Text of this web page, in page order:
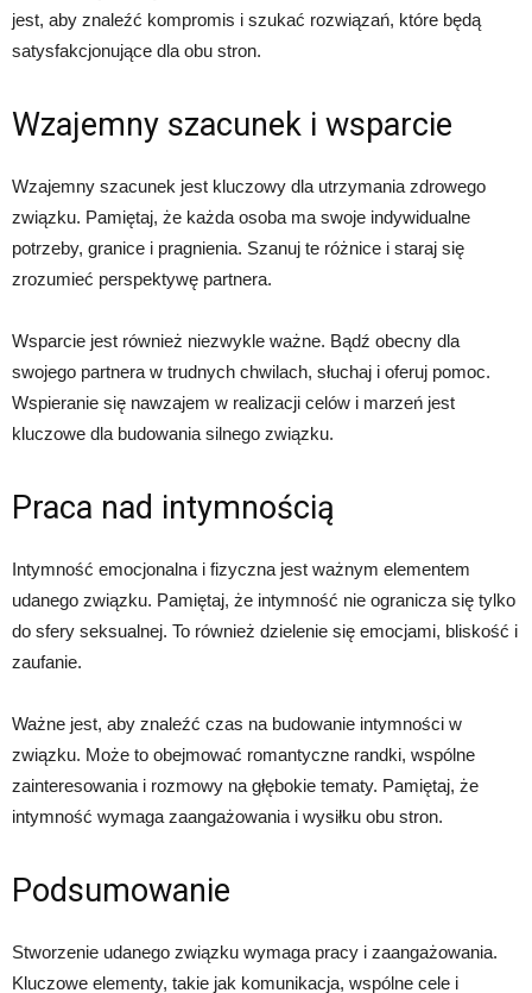
jest, aby znaleźć kompromis i szukać rozwiązań, które będą
satysfakcjonujące dla obu stron.
Wzajemny szacunek i wsparcie
Wzajemny szacunek jest kluczowy dla utrzymania zdrowego
związku. Pamiętaj, że każda osoba ma swoje indywidualne
potrzeby, granice i pragnienia. Szanuj te różnice i staraj się
zrozumieć perspektywę partnera.
Wsparcie jest również niezwykle ważne. Bądź obecny dla
swojego partnera w trudnych chwilach, słuchaj i oferuj pomoc.
Wspieranie się nawzajem w realizacji celów i marzeń jest
kluczowe dla budowania silnego związku.
Praca nad intymnością
Intymność emocjonalna i fizyczna jest ważnym elementem
udanego związku. Pamiętaj, że intymność nie ogranicza się tylko
do sfery seksualnej. To również dzielenie się emocjami, bliskość i
zaufanie.
Ważne jest, aby znaleźć czas na budowanie intymności w
związku. Może to obejmować romantyczne randki, wspólne
zainteresowania i rozmowy na głębokie tematy. Pamiętaj, że
intymność wymaga zaangażowania i wysiłku obu stron.
Podsumowanie
Stworzenie udanego związku wymaga pracy i zaangażowania.
Kluczowe elementy, takie jak komunikacja, wspólne cele i